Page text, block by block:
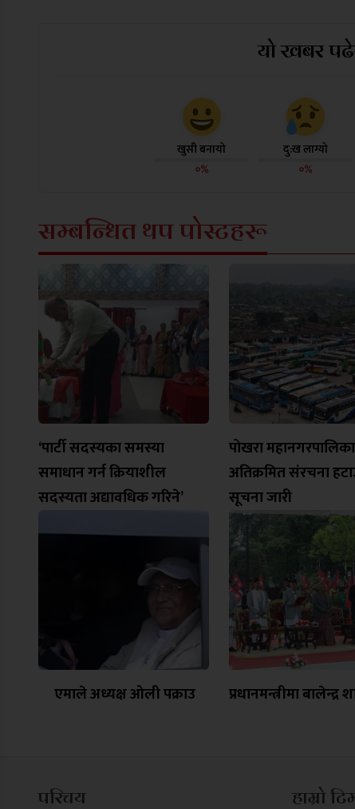
यो खबर
खुसी बनायो
०%
दु:ख लाग्यो
०%
सम्बन्धित थप पोस्टहरू
‘पार्टी सदस्यका समस्या
समाधान गर्न क्रियाशील
सदस्यता अद्यावधिक गरिने’
पोखरा
अतिक्रमित संरचना
सूचना जारी
एमाले अध्यक्ष ओली पक्राउ प्रधानमन्त्रीमा बालेन्द्र
परिचय हाम्रो